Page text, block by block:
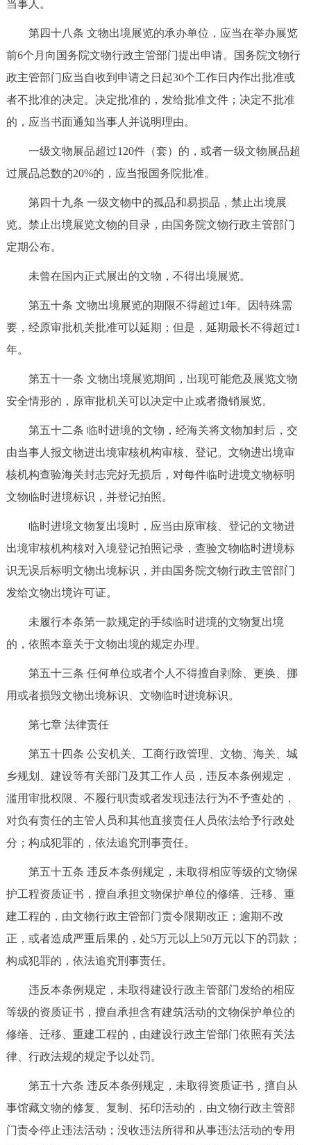
当事人。
第四十八条 文物出境展览的承办单位，应当在举办展览
前6个月向国务院文物行政主管部门提出申请。国务院文物行
政主管部门应当自收到申请之日起30个工作日内作出批准或
者不批准的决定。决定批准的，发给批准文件；决定不批准
的，应当书面通知当事人并说明理由。
一级文物展品超过120件（套）的，或者一级文物展品超
过展品总数的20%的，应当报国务院批准。
第四十九条 一级文物中的孤品和易损品，禁止出境展
览。禁止出境展览文物的目录，由国务院文物行政主管部门
定期公布。
未曾在国内正式展出的文物，不得出境展览。
第五十条 文物出境展览的期限不得超过1年。因特殊需
要，经原审批机关批准可以延期；但是，延期最长不得超过1
年。
第五十一条 文物出境展览期间，出现可能危及展览文物
安全情形的，原审批机关可以决定中止或者撤销展览。
第五十二条 临时进境的文物，经海关将文物加封后，交
由当事人报文物进出境审核机构审核、登记。文物进出境审
核机构查验海关封志完好无损后，对每件临时进境文物标明
文物临时进境标识，并登记拍照。
临时进境文物复出境时，应当由原审核、登记的文物进
出境审核机构核对入境登记拍照记录，查验文物临时进境标
识无误后标明文物出境标识，并由国务院文物行政主管部门
发给文物出境许可证。
未履行本条第一款规定的手续临时进境的文物复出境
的，依照本章关于文物出境的规定办理。
第五十三条 任何单位或者个人不得擅自剥除、更换、挪
用或者损毁文物出境标识、文物临时进境标识。
第七章 法律责任
第五十四条 公安机关、工商行政管理、文物、海关、城
乡规划、建设等有关部门及其工作人员，违反本条例规定，
滥用审批权限、不履行职责或者发现违法行为不予查处的，
对负有责任的主管人员和其他直接责任人员依法给予行政处
分；构成犯罪的，依法追究刑事责任。
第五十五条 违反本条例规定，未取得相应等级的文物保
护工程资质证书，擅自承担文物保护单位的修缮、迁移、重
建工程的，由文物行政主管部门责令限期改正；逾期不改
正，或者造成严重后果的，处5万元以上50万元以下的罚款；
构成犯罪的，依法追究刑事责任。
违反本条例规定，未取得建设行政主管部门发给的相应
等级的资质证书，擅自承担含有建筑活动的文物保护单位的
修缮、迁移、重建工程的，由建设行政主管部门依照有关法
律、行政法规的规定予以处罚。
第五十六条 违反本条例规定，未取得资质证书，擅自从
事馆藏文物的修复、复制、拓印活动的，由文物行政主管部
门责令停止违法活动；没收违法所得和从事违法活动的专用